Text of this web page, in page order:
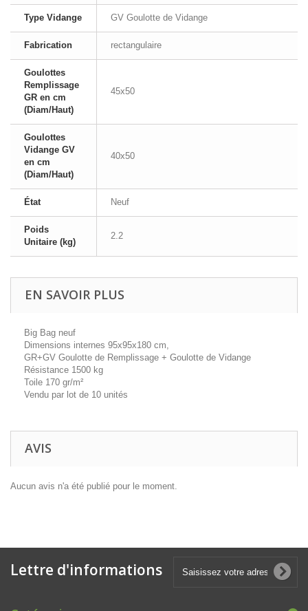
Type Vidange GV Goulotte de Vidange
Fabrication rectangulaire
Goulottes
Remplissage
GR en cm
(Diam/Haut)
45x50
Goulottes
Vidange GV
en cm
(Diam/Haut)
40x50
État Neuf
Poids
Unitaire (kg)
2.2
EN SAVOIR PLUS
Big Bag neuf
Dimensions internes 95x95x180 cm,
GR+GV Goulotte de Remplissage + Goulotte de Vidange
Résistance 1500 kg
Toile 170 gr/m²
Vendu par lot de 10 unités
AVIS
Aucun avis n'a été publié pour le moment.
Lettre d'informations